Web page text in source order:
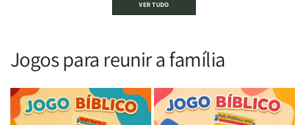
Almeida
Letra
Média
Almeida
Letra
Média
PPM
|
|
Full
|
Full
VER TUDO
Jogos para reunir a família